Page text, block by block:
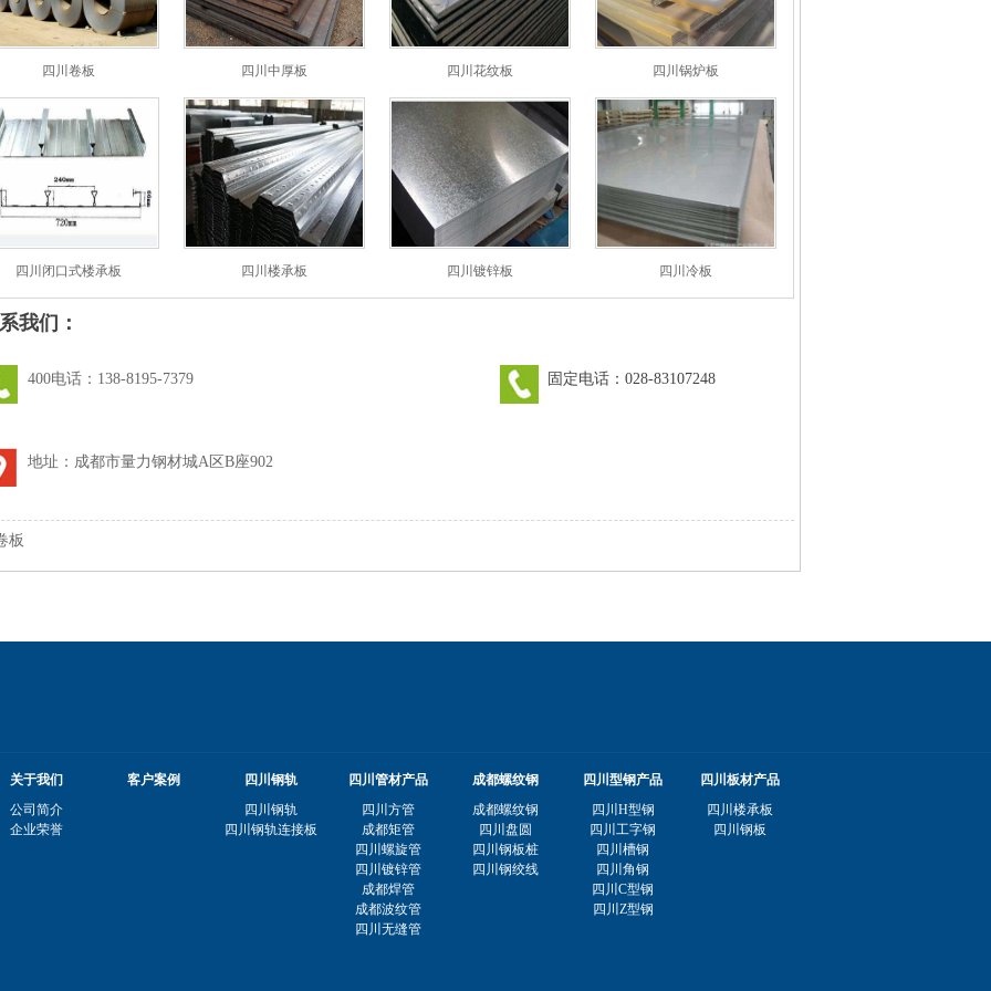
四川卷板 四川中厚板 四川花纹板 四川锅炉板
四川闭口式楼承板 四川楼承板 四川镀锌板 四川冷板
我们：
400电话：138-8195-7379 固定电话：028-83107248
地址：成都市量力钢材城A区B座902
板
关于我们
公司简介
企业荣誉
客户案例
四川钢轨
四川钢轨
四川钢轨连接板
四川管材产品
四川方管
成都矩管
四川螺旋管
四川镀锌管
成都焊管
成都波纹管
四川无缝管
成都螺纹钢
成都螺纹钢
四川盘圆
四川钢板桩
四川钢绞线
四川型钢产品
四川H型钢
四川工字钢
四川槽钢
四川角钢
四川C型钢
四川Z型钢
四川板材产品
四川楼承板
四川钢板